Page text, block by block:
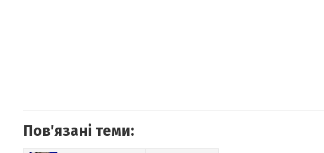
Пов'язані теми: